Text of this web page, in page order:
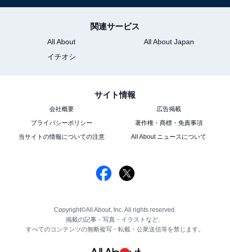
関連サービス
All About
All About Japan
イチオシ
サイト情報
会社概要
広告掲載
プライバシーポリシー
著作権・商標・免責事項
当サイトの情報についての注意
All About ニュースについて
Copyright©All About, Inc. All rights reserved.
掲載の記事・写真・イラストなど、
すべてのコンテンツの無断複写・転載・公衆送信等を禁じます。